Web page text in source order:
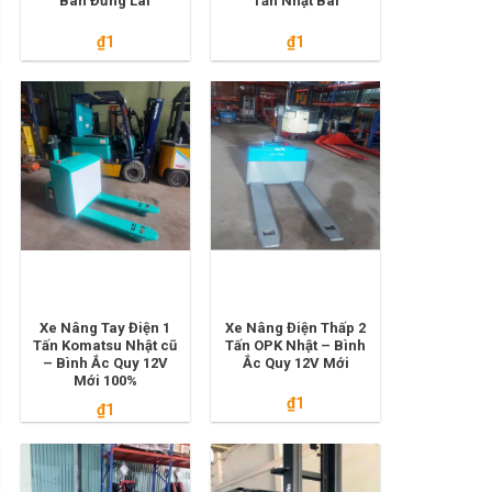
₫1 ₫1
Xe Nâng Tay Điện 1
Tấn Komatsu Nhật cũ
– Bình Ắc Quy 12V
Mới 100%
₫1
Xe Nâng Điện Thấp 2
Tấn OPK Nhật – Bình
Ắc Quy 12V Mới
₫1